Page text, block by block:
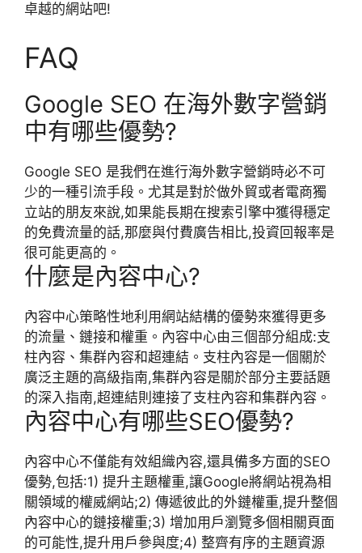
卓越的網站吧!
FAQ
Google SEO 在海外數字營銷
中有哪些優勢?
Google SEO 是我們在進行海外數字營銷時必不可
少的一種引流手段。尤其是對於做外貿或者電商獨
立站的朋友來說,如果能長期在搜索引擎中獲得穩定
的免費流量的話,那麼與付費廣告相比,投資回報率是
很可能更高的。
什麼是內容中心?
內容中心策略性地利用網站結構的優勢來獲得更多
的流量、鏈接和權重。內容中心由三個部分組成:支
柱內容、集群內容和超連結。支柱內容是一個關於
廣泛主題的高級指南,集群內容是關於部分主要話題
的深入指南,超連結則連接了支柱內容和集群內容。
內容中心有哪些SEO優勢?
內容中心不僅能有效組織內容,還具備多方面的SEO
優勢,包括:1) 提升主題權重,讓Google將網站視為相
關領域的權威網站;2) 傳遞彼此的外鏈權重,提升整個
內容中心的鏈接權重;3) 增加用戶瀏覽多個相關頁面
的可能性,提升用戶參與度;4) 整齊有序的主題資源